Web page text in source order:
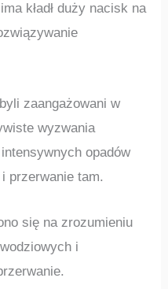
kładł duży nacisk na
zaangażowani w
wyzwania
opadów
przerwanie tam.
się na zrozumieniu
i